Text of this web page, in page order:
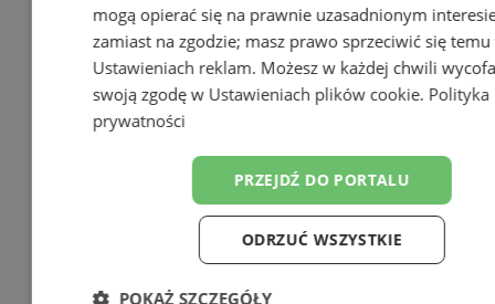
mogą opierać się na prawnie uzasadnionym
zamiast na zgodzie; masz prawo sprzeciwić się temu
Ustawieniach reklam. Możesz w każdej chwili
swoją zgodę w Ustawieniach plików cookie. Polityka
prywatności
PRZEJDŹ DO PORTALU
ODRZUĆ WSZYSTKIE
POKAŻ SZCZEGÓŁY